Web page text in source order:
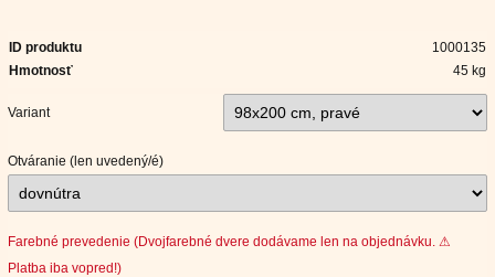
ID produktu
1000135
Hmotnosť
45 kg
Variant
Otváranie (len uvedený/é)
Farebné prevedenie (Dvojfarebné dvere dodávame len na objednávku. ⚠
Platba iba vopred!)